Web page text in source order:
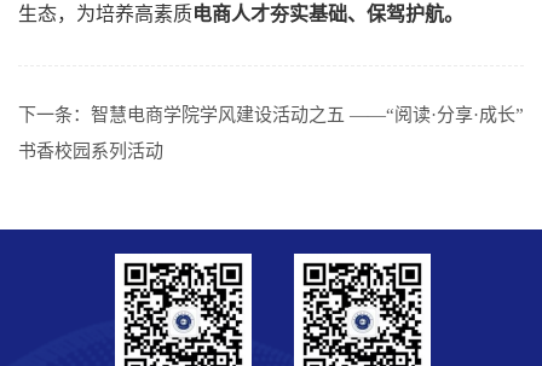
生态，为培养高素质电商人才夯实基础、保驾护航。
下一条： 智慧电商学院学风建设活动之五 ——“阅读·分享·成长”
书香校园系列活动